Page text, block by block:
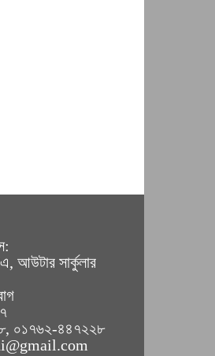
আউটার সার্কুলার
০১৭৬২-৪৪৭২২৮